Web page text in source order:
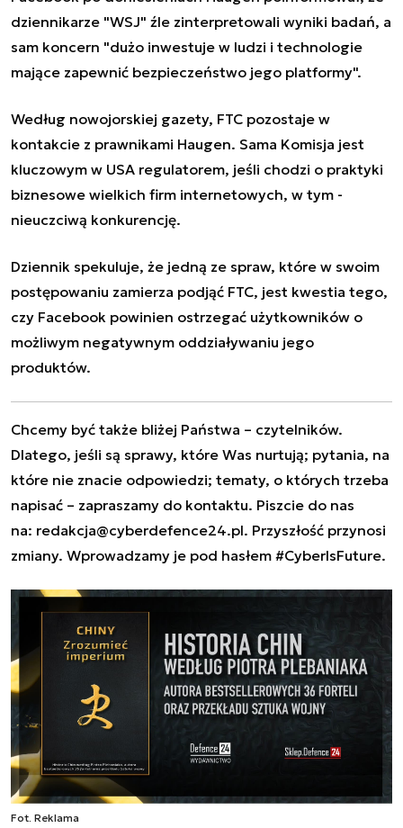
dziennikarze "WSJ" źle zinterpretowali wyniki badań, a
sam koncern "dużo inwestuje w ludzi i technologie
mające zapewnić bezpieczeństwo jego platformy".
Według nowojorskiej gazety, FTC pozostaje w
kontakcie z prawnikami Haugen. Sama Komisja jest
kluczowym w USA regulatorem, jeśli chodzi o praktyki
biznesowe wielkich firm internetowych, w tym -
nieuczciwą konkurencję.
Dziennik spekuluje, że jedną ze spraw, które w swoim
postępowaniu zamierza podjąć FTC, jest kwestia tego,
czy Facebook powinien ostrzegać użytkowników o
możliwym negatywnym oddziaływaniu jego
produktów.
Chcemy być także bliżej Państwa – czytelników.
Dlatego, jeśli są sprawy, które Was nurtują; pytania, na
które nie znacie odpowiedzi; tematy, o których trzeba
napisać – zapraszamy do kontaktu. Piszcie do nas
na: redakcja@cyberdefence24.pl. Przyszłość przynosi
zmiany. Wprowadzamy je pod hasłem #CyberIsFuture.
Fot. Reklama